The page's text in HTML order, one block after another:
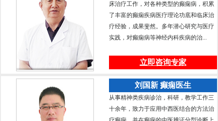
床治疗工作，对各种类型的癫痫病，积累
了丰富的癫痫疾病医疗理论功底和临床治
疗经验，成果斐然。多年潜心研究与医疗
实践，对癫痫病等神经内科疾病的治...
立即咨询专家
刘国新 癫痫医生
从事精神类疾病诊治，科研，教学工作三
十余年，致力于应用中西医结合的方法治